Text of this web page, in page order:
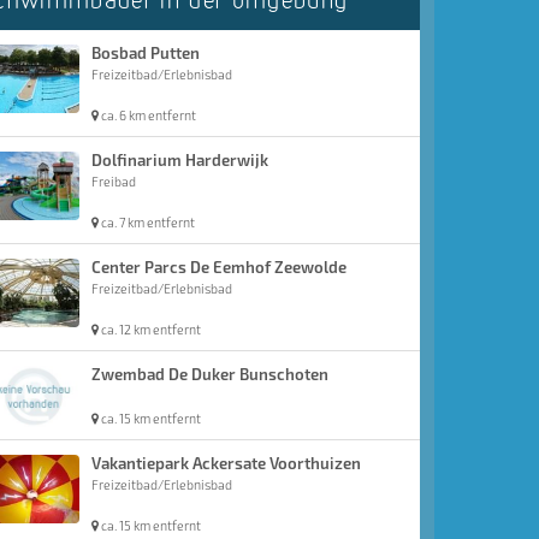
Bosbad Putten
Freizeitbad/Erlebnisbad
ca. 6 km entfernt
Dolfinarium Harderwijk
Freibad
ca. 7 km entfernt
Center Parcs De Eemhof Zeewolde
Freizeitbad/Erlebnisbad
ca. 12 km entfernt
Zwembad De Duker Bunschoten
ca. 15 km entfernt
Vakantiepark Ackersate Voorthuizen
Freizeitbad/Erlebnisbad
ca. 15 km entfernt